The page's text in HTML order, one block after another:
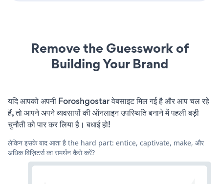
Remove the Guesswork of
Building Your Brand
यदि आपको अपनी Foroshgostar वेबसाइट मिल गई है और आप चल रहे
हैं, तो आपने अपने व्यवसायों की ऑनलाइन उपस्थिति बनाने में पहली बड़ी
चुनौती को पार कर लिया है। बधाई हो!
लेकिन इसके बाद आता है the hard part: entice, captivate, make, और
अधिक विज़िटर्स का समर्थन कैसे करें?